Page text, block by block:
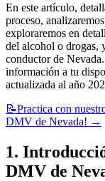
En este artículo,
proceso,
exploraremos en
del alcohol o drogas,
conductor de
información a tu
actualizada al año
📝Practica con
DMV de Nevada! →
1.
DMV de